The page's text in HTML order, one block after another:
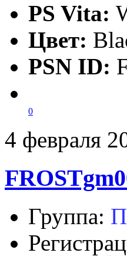
PS Vita:
Цвет:
PSN ID:
0
4 февраля
Группа: